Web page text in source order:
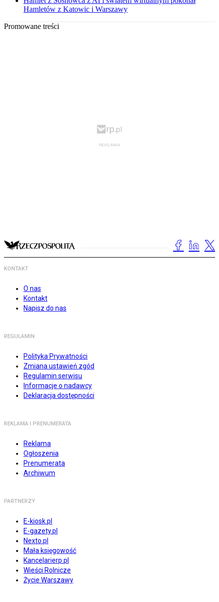
Hamletów z Katowic i Warszawy
Promowane treści
KONTAKT
O nas
Kontakt
Napisz do nas
REGULAMIN
Polityka Prywatności
Zmiana ustawień zgód
Regulamin serwisu
Informacje o nadawcy
Deklaracja dostępności
REKLAMA I PRENUMERATA
Reklama
Ogłoszenia
Prenumerata
Archiwum
PARTNERZY
E-kiosk.pl
E-gazety.pl
Nexto.pl
Mała księgowość
Kancelarierp.pl
Wieści Rolnicze
Życie Warszawy